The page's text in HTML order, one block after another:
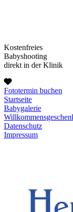
Kostenfreies
Babyshooting
direkt in der Klinik
Fototermin buchen
Startseite
Babygalerie
Datenschutz
Impressum